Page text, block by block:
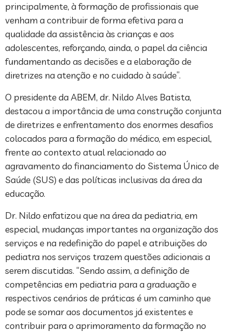
principalmente, à formação de profissionais que
venham a contribuir de forma efetiva para a
qualidade da assistência às crianças e aos
adolescentes, reforçando, ainda, o papel da ciência
fundamentando as decisões e a elaboração de
diretrizes na atenção e no cuidado à saúde”.
O presidente da ABEM, dr. Nildo Alves Batista,
destacou a importância de uma construção conjunta
de diretrizes e enfrentamento dos enormes desafios
colocados para a formação do médico, em especial,
frente ao contexto atual relacionado ao
agravamento do financiamento do Sistema Único de
Saúde (SUS) e das políticas inclusivas da área da
educação.
Dr. Nildo enfatizou que na área da pediatria, em
especial, mudanças importantes na organização dos
serviços e na redefinição do papel e atribuições do
pediatra nos serviços trazem questões adicionais a
serem discutidas. “Sendo assim, a definição de
competências em pediatria para a graduação e
respectivos cenários de práticas é um caminho que
pode se somar aos documentos já existentes e
contribuir para o aprimoramento da formação no